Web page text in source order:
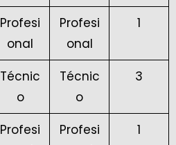
Profesi
onal
Profesi
onal
1
Técnic
o
Técnic
o
3
Profesi
Profesi
1